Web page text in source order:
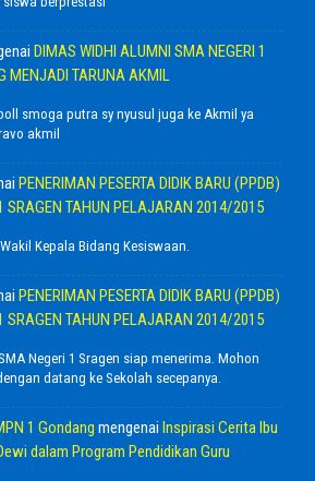
DIMAS WIDHI ALUMNI SMA NEGERI 1
MENJADI TARUNA AKMIL
smoga putra sy nyusul juga ke Akmil ya
akmil
PENERIMAN PESERTA DIDIK BARU (PPDB)
SRAGEN TAHUN PELAJARAN 2014/2015
Kepala Bidang Kesiswaan.
PENERIMAN PESERTA DIDIK BARU (PPDB)
SRAGEN TAHUN PELAJARAN 2014/2015
Negeri 1 Sragen siap menerima. Mohon
datang ke Sekolah secepanya.
1 Gondang mengenai Inspirasi Cerita Ibu
dalam Program Pendidikan Guru